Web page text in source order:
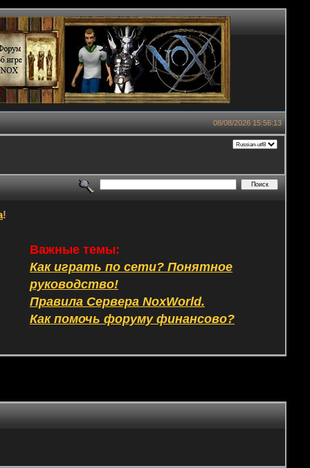
08/08/2026 15:56:13
!
Важные темы:
Как играть по сети? Понятное
руководство!
Правила Сервера NoxWorld.
Как помочь форуму финансово?